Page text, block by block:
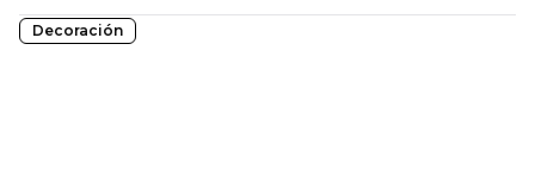
Decoración